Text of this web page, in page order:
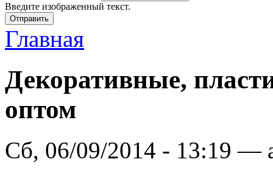
Введите изображенный текст.
Главная
Декоративные,
оптом
Сб, 06/09/2014 - 13:19 —